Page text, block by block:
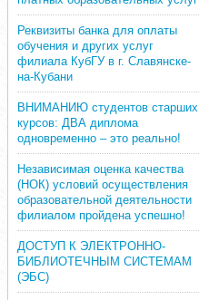
Реквизиты банка для оплаты
обучения и других услуг
филиала КубГУ в г. Славянске-
на-Кубани
ВНИМАНИЮ студентов старших
курсов: ДВА диплома
одновременно – это реально!
Независимая оценка качества
(НОК) условий осуществления
образовательной деятельности
филиалом пройдена успешно!
ДОСТУП К ЭЛЕКТРОННО-
БИБЛИОТЕЧНЫМ СИСТЕМАМ
(ЭБС)